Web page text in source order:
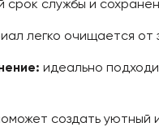
срок службы и
легко очищается от
идеально
создать